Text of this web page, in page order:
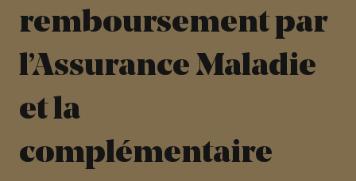
remboursement par
l’Assurance Maladie
et la
complémentaire